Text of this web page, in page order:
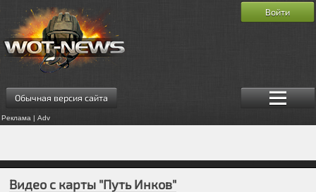
Обычная версия сайта
Реклама | Adv
Войти
Видео с карты "Путь Инков"